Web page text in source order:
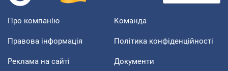
Про компанію Команда
Правова інформація Політика конфіденційності
Реклама на сайті Документи